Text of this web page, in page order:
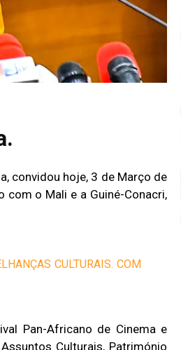
convidou hoje, 3 de Março de
o Mali e a Guiné-Conacri,
CULTURAIS. COM
Pan-Africano de Cinema e
Culturais, Património